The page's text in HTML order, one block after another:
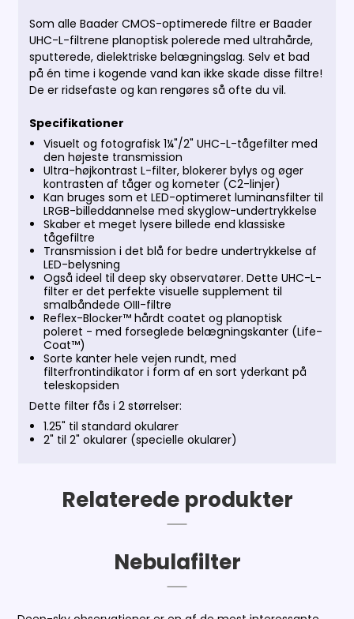
Som alle Baader CMOS-optimerede filtre er Baader
UHC-L-filtrene planoptisk polerede med ultrahårde,
sputterede, dielektriske belægningslag. Selv et bad
på én time i kogende vand kan ikke skade disse filtre!
De er ridsefaste og kan rengøres så ofte du vil.
Specifikationer
Visuelt og fotografisk 1¼"/2" UHC-L-tågefilter med
den højeste transmission
Ultra-højkontrast L-filter, blokerer bylys og øger
kontrasten af ​​tåger og kometer (C2-linjer)
Kan bruges som et LED-optimeret luminansfilter til
LRGB-billeddannelse med skyglow-undertrykkelse
Skaber et meget lysere billede end klassiske
tågefiltre
Transmission i det blå for bedre undertrykkelse af
LED-belysning
Også ideel til deep sky observatører. Dette UHC-L-
filter er det perfekte visuelle supplement til
smalbåndede OIII-filtre
Reflex-Blocker™ hårdt coatet og planoptisk
poleret - med forseglede belægningskanter (Life-
Coat™)
Sorte kanter hele vejen rundt, med
filterfrontindikator i form af en sort yderkant på
teleskopsiden
Dette filter fås i 2 størrelser:
1.25" til standard okularer
2" til 2" okularer (specielle okularer)
Relaterede produkter
Nebulafilter